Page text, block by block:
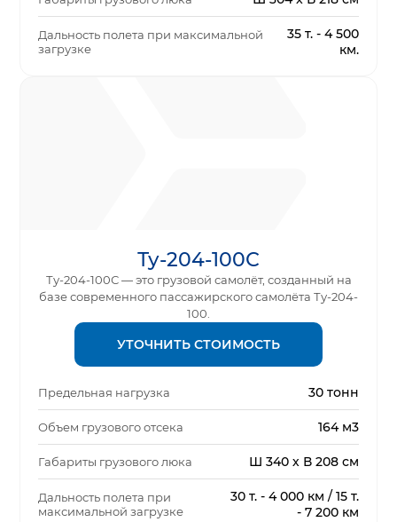
Дальность полета при максимальной
загрузке
35 т. - 4 500
км.
Ту-204-100С
Ту-204-100С — это грузовой самолёт, созданный на
базе современного пассажирского самолёта Ту-204-
100.
УТОЧНИТЬ СТОИМОСТЬ
Предельная нагрузка 30 тонн
Объем грузового отсека 164 м3
Габариты грузового люка Ш 340 х В 208 см
Дальность полета при
максимальной загрузке
30 т. - 4 000 км / 15 т.
- 7 200 км